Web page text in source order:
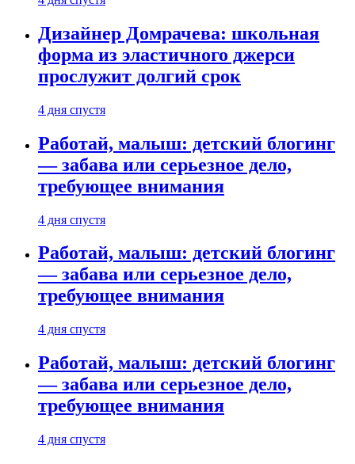
Дизайнер Домрачева: школьная
форма из эластичного джерси
прослужит долгий срок
4 дня спустя
Работай, малыш: детский блогинг
— забава или серьезное дело,
требующее внимания
4 дня спустя
Работай, малыш: детский блогинг
— забава или серьезное дело,
требующее внимания
4 дня спустя
Работай, малыш: детский блогинг
— забава или серьезное дело,
требующее внимания
4 дня спустя